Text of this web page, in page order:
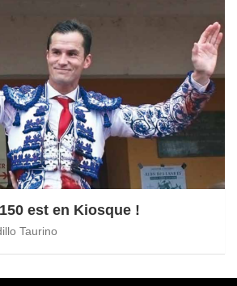
est en Kiosque !
Taurino